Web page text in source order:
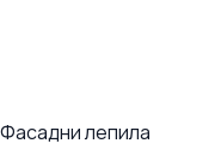
Фасадни лепила